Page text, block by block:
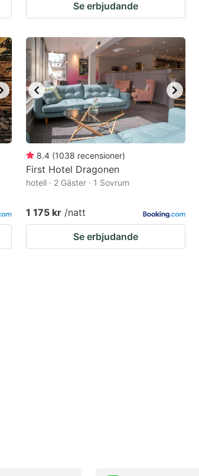
Se erbjudande
8.4 (1038 recensioner)
First Hotel Dragonen
hotell · 2 Gäster · 1 Sovrum
1 175 kr /natt
Se erbjudande